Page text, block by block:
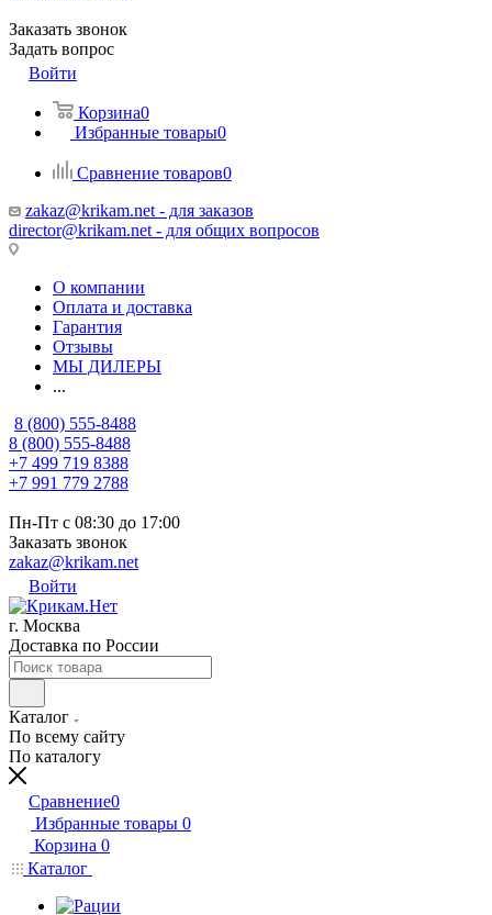
Заказать звонок
Задать вопрос
Войти
Корзина0
Избранные товары0
Сравнение товаров0
zakaz@krikam.net - для заказов
director@krikam.net - для общих вопросов
О компании
Оплата и доставка
Гарантия
Отзывы
МЫ ДИЛЕРЫ
...
8 (800) 555-8488
8 (800) 555-8488
+7 499 719 8388
+7 991 779 2788
Пн-Пт с 08:30 до 17:00
Заказать звонок
zakaz@krikam.net
Войти
г. Москва
Доставка по России
Каталог
По всему сайту
По каталогу
Сравнение0
Избранные товары 0
Корзина 0
Каталог